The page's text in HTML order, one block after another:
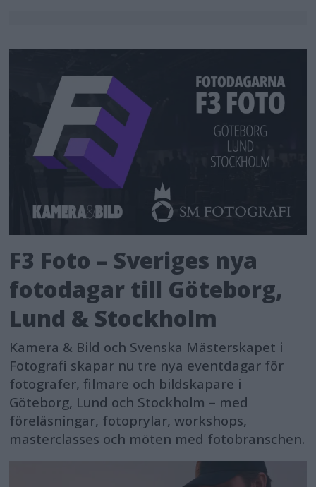
F3 Foto – Sveriges nya
fotodagar till Göteborg,
Lund & Stockholm
Kamera & Bild och Svenska Mästerskapet i
Fotografi skapar nu tre nya eventdagar för
fotografer, filmare och bildskapare i
Göteborg, Lund och Stockholm – med
föreläsningar, fotoprylar, workshops,
masterclasses och möten med fotobranschen.